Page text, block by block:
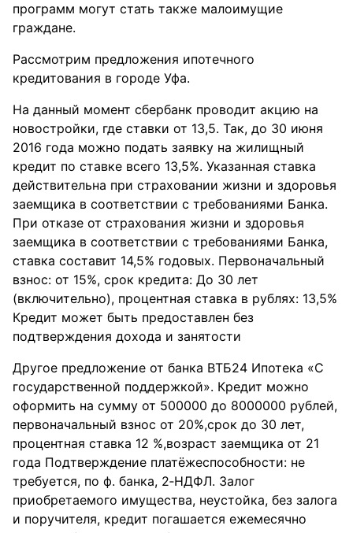
программ могут стать также малоимущие
граждане.
Рассмотрим предложения ипотечного
кредитования в городе Уфа.
На данный момент сбербанк проводит акцию на
новостройки, где ставки от 13,5. Так, до 30 июня
2016 года можно подать заявку на жилищный
кредит по ставке всего 13,5%. Указанная ставка
действительна при страховании жизни и здоровья
заемщика в соответствии с требованиями Банка.
При отказе от страхования жизни и здоровья
заемщика в соответствии с требованиями Банка,
ставка составит 14,5% годовых. Первоначальный
взнос: от 15%, срок кредита: До 30 лет
(включительно), процентная ставка в рублях: 13,5%
Кредит может быть предоставлен без
подтверждения дохода и занятости
Другое предложение от банка ВТБ24 Ипотека «С
государственной поддержкой». Кредит можно
оформить на сумму от 500000 до 8000000 рублей,
первоначальный взнос от 20%,срок до 30 лет,
процентная ставка 12 %,возраст заемщика от 21
года Подтверждение платёжеспособности: не
требуется, по ф. банка, 2‑НДФЛ. Залог
приобретаемого имущества, неустойка, без залога
и поручителя, кредит погашается ежемесячно